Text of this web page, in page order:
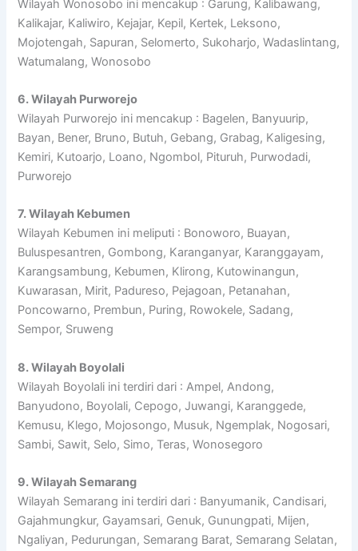
Wilayah Wonosobo ini mencakup : Garung, Kalibawang,
Kalikajar, Kaliwiro, Kejajar, Kepil, Kertek, Leksono,
Mojotengah, Sapuran, Selomerto, Sukoharjo, Wadaslintang,
Watumalang, Wonosobo
6. Wilayah Purworejo
Wilayah Purworejo ini mencakup : Bagelen, Banyuurip,
Bayan, Bener, Bruno, Butuh, Gebang, Grabag, Kaligesing,
Kemiri, Kutoarjo, Loano, Ngombol, Pituruh, Purwodadi,
Purworejo
7. Wilayah Kebumen
Wilayah Kebumen ini meliputi : Bonoworo, Buayan,
Buluspesantren, Gombong, Karanganyar, Karanggayam,
Karangsambung, Kebumen, Klirong, Kutowinangun,
Kuwarasan, Mirit, Padureso, Pejagoan, Petanahan,
Poncowarno, Prembun, Puring, Rowokele, Sadang,
Sempor, Sruweng
8. Wilayah Boyolali
Wilayah Boyolali ini terdiri dari : Ampel, Andong,
Banyudono, Boyolali, Cepogo, Juwangi, Karanggede,
Kemusu, Klego, Mojosongo, Musuk, Ngemplak, Nogosari,
Sambi, Sawit, Selo, Simo, Teras, Wonosegoro
9. Wilayah Semarang
Wilayah Semarang ini terdiri dari : Banyumanik, Candisari,
Gajahmungkur, Gayamsari, Genuk, Gunungpati, Mijen,
Ngaliyan, Pedurungan, Semarang Barat, Semarang Selatan,